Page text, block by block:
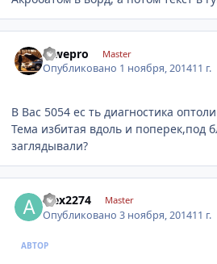
lowepro Master
Опубликовано 1 ноября, 201411 г.
В Вас 5054 ес ть диагностика
Тема избитая вдоль и поперек,под
заглядывали?
alex2274 Master
Опубликовано3 ноября, 201411 г.
АВТОР